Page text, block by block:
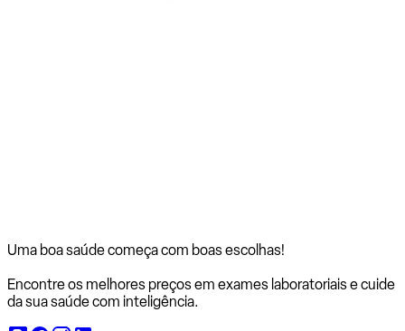
Uma boa saúde começa com boas escolhas!
Encontre os melhores preços em exames laboratoriais e cuide
da sua saúde com inteligência.